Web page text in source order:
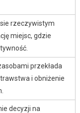
rzeczywistym
miejsc, gdzie
przekłada
i obniżenie
decyzji na